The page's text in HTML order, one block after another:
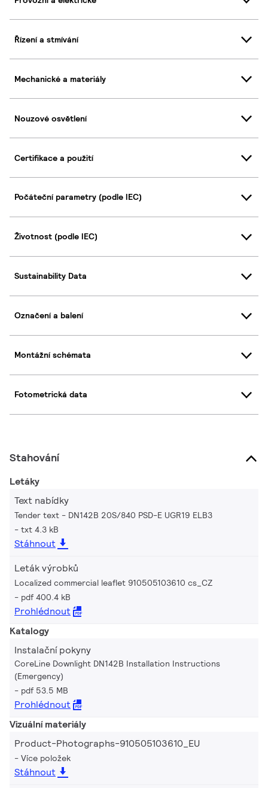
Řízení a stmívání
Mechanické a materiály
Nouzové osvětlení
Certifikace a použití
Počáteční parametry (podle IEC)
Životnost (podle IEC)
Sustainability Data
Označení a balení
Montážní schémata
Fotometrická data
Stahování
Letáky
Text nabídky
Tender text - DN142B 20S/840 PSD-E UGR19 ELB3
txt 4.3 kB
Stáhnout
Leták výrobků
Localized commercial leaflet 910505103610 cs_CZ
pdf 400.4 kB
Prohlédnout
Katalogy
Instalační pokyny
CoreLine Downlight DN142B Installation Instructions
(Emergency)
pdf 53.5 MB
Prohlédnout
Vizuální materiály
Product-Photographs-910505103610_EU
Více položek
Stáhnout